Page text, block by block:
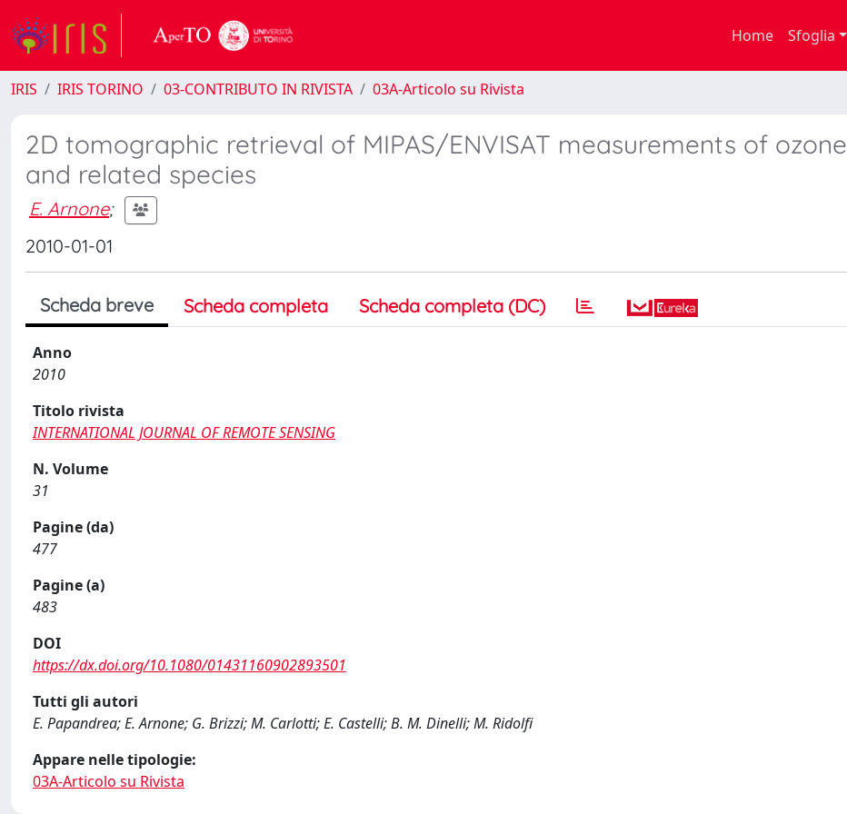
Home Sfoglia
IRIS IRIS TORINO 03-CONTRIBUTO IN RIVISTA 03A-Articolo su Rivista
2D tomographic retrieval of MIPAS/ENVISAT measurements of ozone
and related species
E. Arnone;
2010-01-01
Scheda breve Scheda completa Scheda completa (DC)
Anno
2010
Titolo rivista
INTERNATIONAL JOURNAL OF REMOTE SENSING
N. Volume
31
Pagine (da)
477
Pagine (a)
483
DOI
https://dx.doi.org/10.1080/01431160902893501
Tutti gli autori
E. Papandrea; E. Arnone; G. Brizzi; M. Carlotti; E. Castelli; B. M. Dinelli; M. Ridolfi
Appare nelle tipologie:
03A-Articolo su Rivista